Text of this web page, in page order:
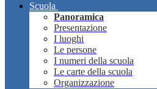
Scuola
Panoramica
Presentazione
I luoghi
Le persone
I numeri della scuola
Le carte della scuola
Organizzazione